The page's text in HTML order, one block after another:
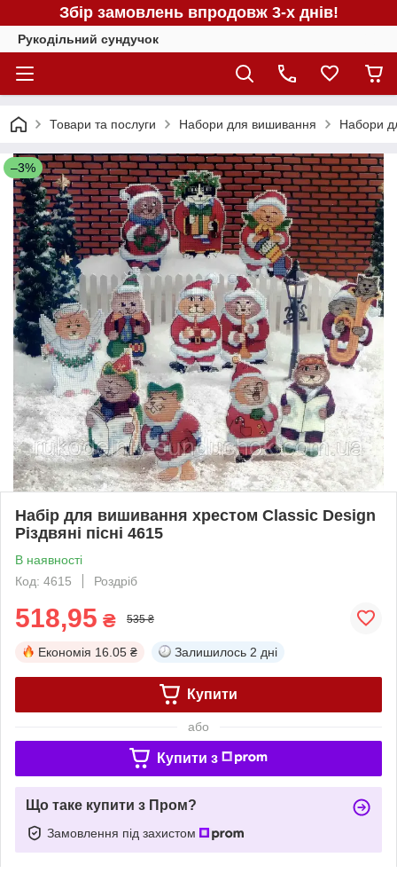
Збір замовлень впродовж 3-х днів!
Рукодільний сундучок
Товари та послуги Набори для вишивання Набори
–3%
Набір для вишивання хрестом Classic Design
Різдвяні пісні 4615
В наявності
Код: 4615
Роздріб
518,95 ₴ 535 ₴
Економія 16.05 ₴ Залишилось 2 дні
Купити
або
Купити з
Що таке купити з Пром?
Замовлення під захистом